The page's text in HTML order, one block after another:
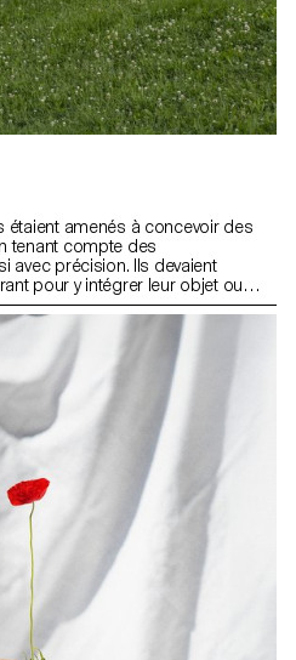
étaient amenés à concevoir des
tenant compte des
avec précision. Ils devaient
pour y intégrer leur objet ou
la fonctionnalité ou à le
de cet exercice, les étudiant·e·s
«chirurgiens», en adaptant leurs
comme des prothèses. Les
et non fixés de manière